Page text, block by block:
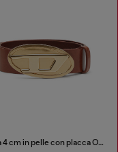
Cintura 4 cm in pelle con placca Oval D